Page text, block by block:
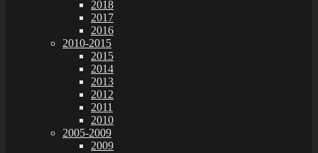
2018
2017
2016
2010-2015
2015
2014
2013
2012
2011
2010
2005-2009
2009